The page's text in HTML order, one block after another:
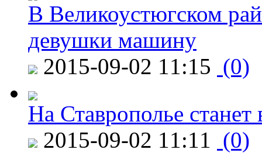
В Великоустюгском
девушки машину
2015-09-02 11:15 (0)
На Ставрополье
2015-09-02 11:11 (0)